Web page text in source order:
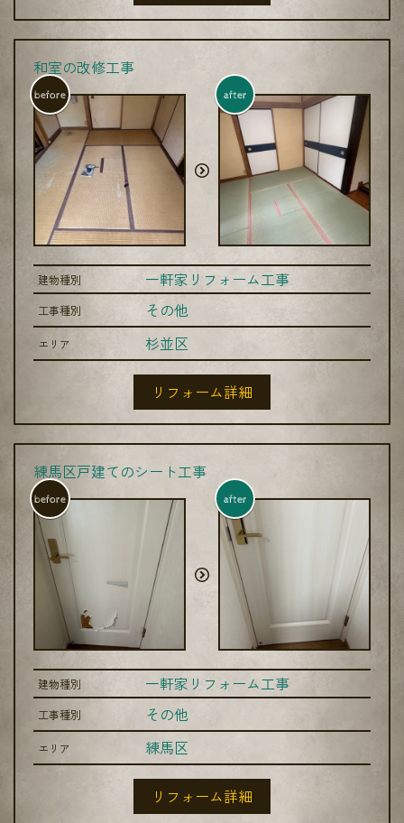
和室の改修工事
before after
建物種別 一軒家リフォーム工事
工事種別 その他
エリア 杉並区
リフォーム詳細
練馬区戸建てのシート工事
before after
建物種別 一軒家リフォーム工事
工事種別 その他
エリア 練馬区
リフォーム詳細